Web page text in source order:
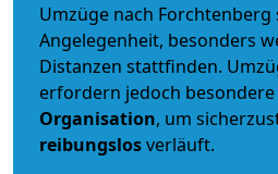
Umzüge nach
Angelegenheit, besonders
Distanzen stattfinden.
erfordern jedoch besondere
Organisation, um
reibungslosverläuft.